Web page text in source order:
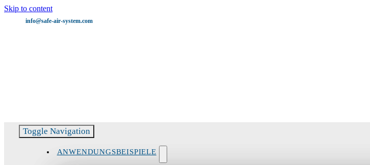
Skip to content
info@safe-air-system.com
Toggle Navigation
ANWENDUNGSBEISPIELE